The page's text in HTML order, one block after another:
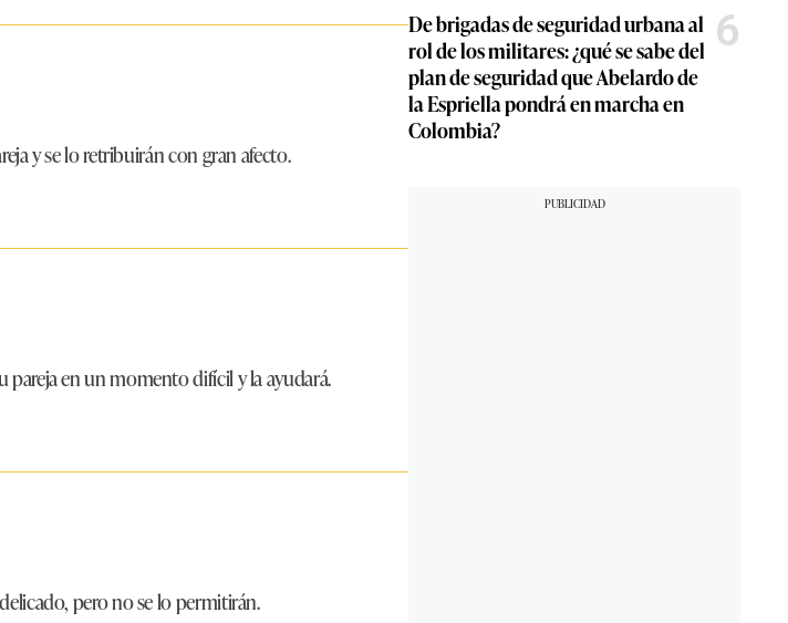
y se lo retribuirán con gran afecto.
pareja en un momento difícil y la ayudará.
pero no se lo permitirán.
De brigadas de seguridad urbana al
rol de los militares: ¿qué se sabe del
plan de seguridad que Abelardo de
la Espriella pondrá en marcha en
Colombia?
6